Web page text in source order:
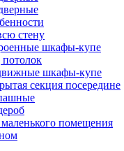
стену
шкафы-купе
шкафы-купе
секция посередине
помещения